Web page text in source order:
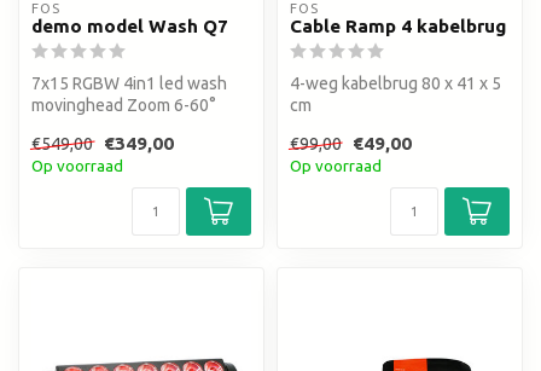
FOS
demo model Wash Q7
7x15 RGBW 4in1 led wash
movinghead Zoom 6-60°
€549,00
€349,00
Op voorraad
FOS
Cable Ramp 4 kabelbrug
4-weg kabelbrug 80 x 41 x 5
cm
€99,00
€49,00
Op voorraad